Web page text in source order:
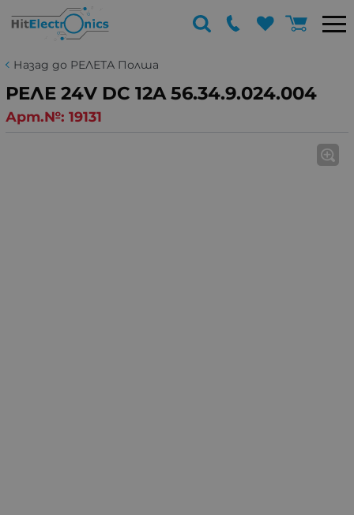
Назад до РЕЛЕТА Полша
РЕЛЕ 24V DC 12A 56.34.9.024.004
Арт.№: 19131